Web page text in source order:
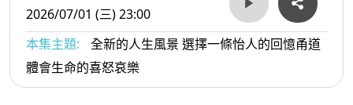
2026/07/01 (三) 23:00
本集主題:
全新的人生風景 選擇一條怡人的回憶甬道
體會生命的喜怒哀樂